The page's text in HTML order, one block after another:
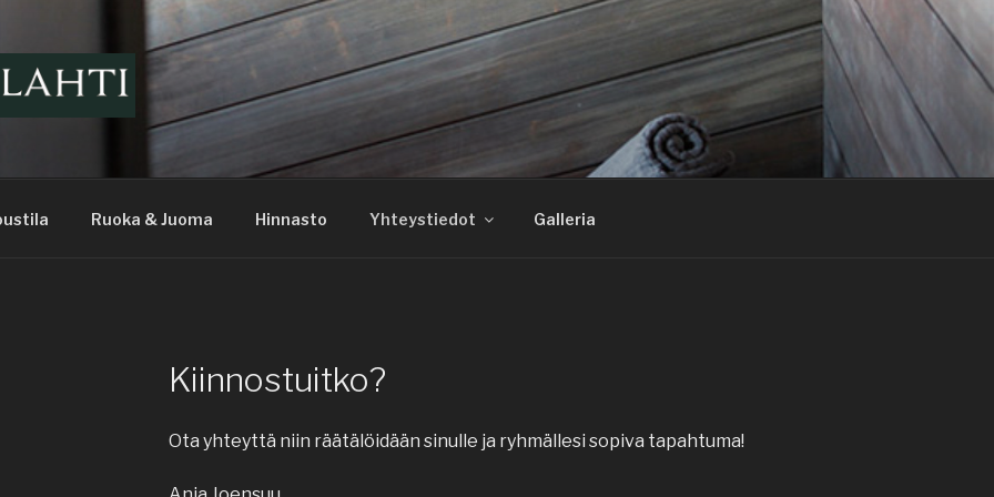
Ruoka & Juoma Hinnasto Yhteystiedot Galleria
Kiinnostuitko?
Ota yhteyttä niin räätälöidään sinulle ja ryhmällesi sopiva tapahtuma!